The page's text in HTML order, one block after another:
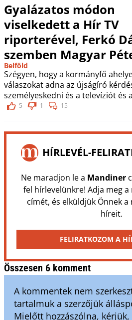
Gyalázatos módon
viselkedett a Hír TV
riporterével, Ferkó
szemben Magyar
Belföld
Szégyen, hogy a kormányfő
válaszokat adna az újságíró
személyeskedni és a televíziót és
5 1 15
HÍRLEVÉL-
Ne maradjon le a Mandiner
fel hírlevelünkre! Adja meg a
címét, és elküldjük Önnek
híreit.
FELIRATKOZOM A
Összesen 6 komment
A kommentek nem
tartalmuk a szerzőjük
Mielőtt hozzászólna, kérjük,